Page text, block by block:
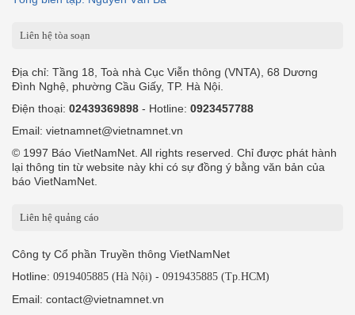
Liên hệ tòa soạn
Địa chỉ: Tầng 18, Toà nhà Cục Viễn thông (VNTA), 68 Dương
Đình Nghệ, phường Cầu Giấy, TP. Hà Nội.
Điện thoại: 02439369898 - Hotline: 0923457788
Email: vietnamnet@vietnamnet.vn
© 1997 Báo VietNamNet. All rights reserved. Chỉ được phát hành
lại thông tin từ website này khi có sự đồng ý bằng văn bản của
báo VietNamNet.
Liên hệ quảng cáo
Công ty Cổ phần Truyền thông VietNamNet
Hotline: 0919405885 (Hà Nội) - 0919435885 (Tp.HCM)
Email: contact@vietnamnet.vn